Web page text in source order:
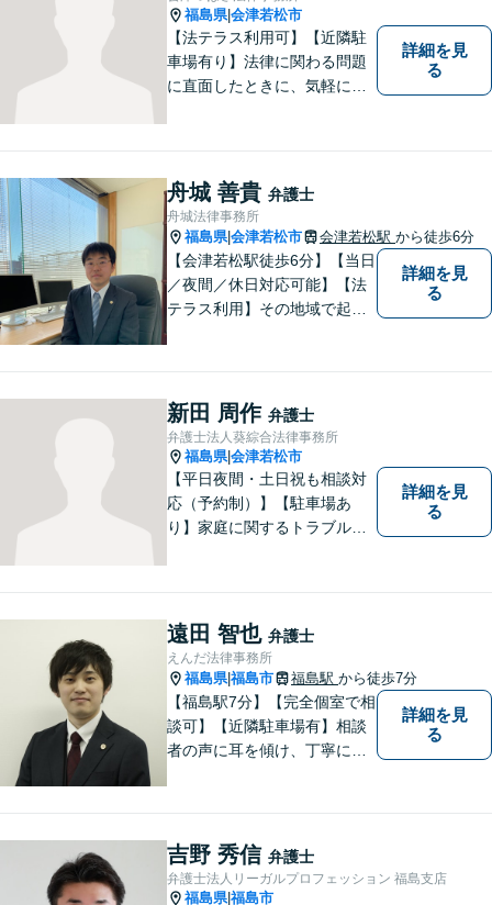
福島県|会津若松市
【法テラス利用可】【近隣駐
車場有り】法律に関わる問題
に直面したときに、気軽に相
ます。日々の生活の中で気に
なるようなことがありました
ら、お気軽にご相談くださ
い。
詳細を見
る
舟城 善貴 弁護士
舟城法律事務所
福島県|会津若松市 会津若松駅 から徒歩6分
【会津若松駅徒歩6分】【当日
／夜間／休日対応可能】【法
テラス利用】その地域で起こ
原動力です。トラブルがより
複雑化してしまう前に、ぜひ
お気軽にご連絡ください。
詳細を見
る
新田 周作 弁護士
弁護士法人葵綜合法律事務所
福島県|会津若松市
【平日夜間・土日祝も相談対
応（予約制）】【駐車場あ
り】家庭に関するトラブルか
詳細を見
る
遠田 智也 弁護士
えんだ法律事務所
福島県|福島市 福島駅 から徒歩7分
【福島駅7分】【完全個室で相
談可】【近隣駐車場有】相談
者の声に耳を傾け、丁寧にわ
った」と思っていただけるよ
うに全力を尽くしていきま
す。
詳細を見
る
吉野 秀信 弁護士
弁護士法人リーガルプロフェッション 福島支店
福島県|福島市